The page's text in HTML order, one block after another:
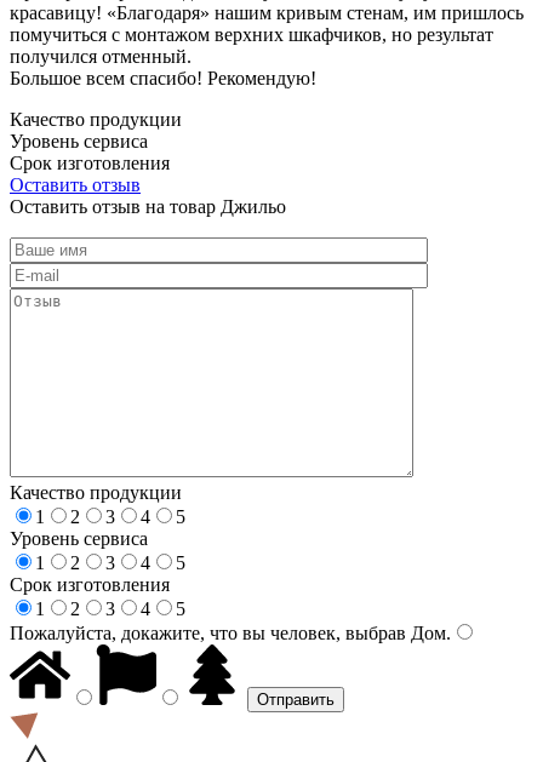
красавицу! «Благодаря» нашим кривым стенам, им пришлось
помучиться с монтажом верхних шкафчиков, но результат
получился отменный.
Большое всем спасибо! Рекомендую!
Качество продукции
Уровень сервиса
Срок изготовления
Оставить отзыв
Оставить отзыв на товар Джильо
Качество продукции
1
2 3 4
5
Уровень сервиса
1
2 3 4
5
Срок изготовления
1
2 3 4
5
Пожалуйста, докажите, что вы человек, выбрав Дом.